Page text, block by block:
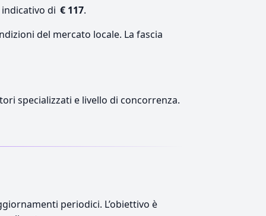
di € 117.
del mercato locale. La fascia
specializzati e livello di concorrenza.
periodici. L’obiettivo è